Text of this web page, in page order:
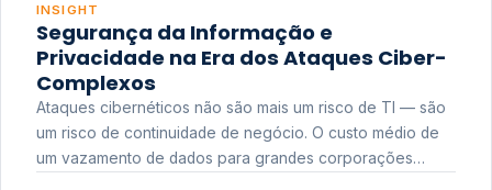
INSIGHT
Segurança da Informação e
Privacidade na Era dos Ataques Ciber-
Complexos
Ataques cibernéticos não são mais um risco de TI — são
um risco de continuidade de negócio. O custo médio de
um vazamento de dados para grandes corporações